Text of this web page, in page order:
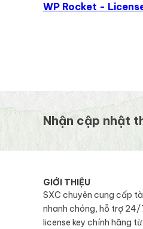
WP Rocket -
Nhận cập nhật
GIỚI THIỆU
SXC chuyên cung cấp
nhanh chóng, hỗ trợ
license key chính hãng